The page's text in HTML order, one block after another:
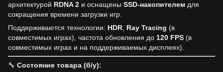
архитектурой RDNA 2 и оснащены SSD-накопителем для
сокращения времени загрузки игр.
Поддерживаются технологии: HDR Ray Tracing (в
совместимых играх), частота обновления до 120 FPS (в
совместимых играх и на поддерживаемых дисплеях).
🔧 Состояние товара (б/у):